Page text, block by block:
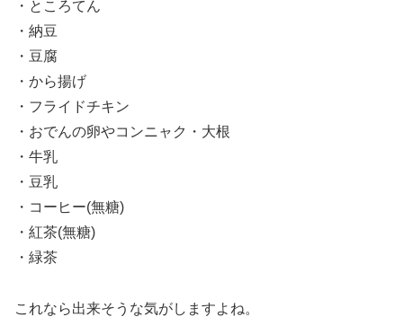
・ところてん
・納豆
・豆腐
・から揚げ
・フライドチキン
・おでんの卵やコンニャク・大根
・牛乳
・豆乳
・コーヒー(無糖)
・紅茶(無糖)
・緑茶
これなら出来そうな気がしますよね。